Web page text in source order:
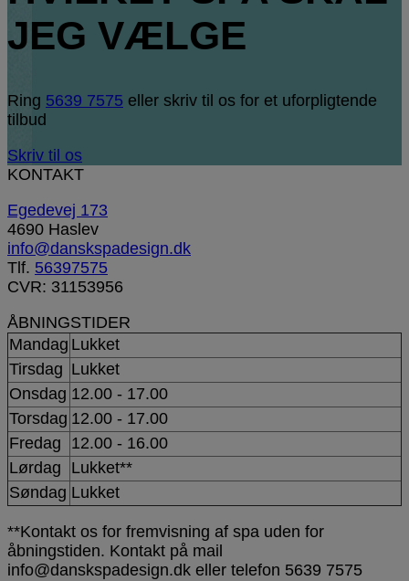
JEG VÆLGE
Ring 5639 7575 eller skriv til os for et uforpligtende
tilbud
Skriv til os
KONTAKT
Egedevej 173
4690 Haslev
info@danskspadesign.dk
Tlf. 56397575
CVR: 31153956
ÅBNINGSTIDER
Mandag Lukket
Tirsdag Lukket
Onsdag 12.00 - 17.00
Torsdag 12.00 - 17.00
Fredag
12.00 - 16.00
Lørdag
Lukket**
Søndag Lukket
**Kontakt os for fremvisning af spa uden for
åbningstiden. Kontakt på mail
info@danskspadesign.dk eller telefon 5639 7575